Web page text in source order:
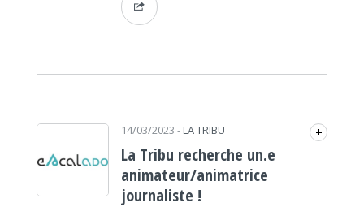
14/03/2023- LA TRIBU +
La Tribu recherche un.e
animateur/animatrice
journaliste !